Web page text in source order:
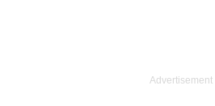
Advertisement